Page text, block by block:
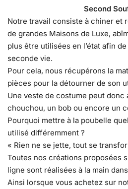
Second
Notre travail consiste à chiner et
de grandes Maisons de Luxe,
plus être utilisées en l’état afin
seconde vie.
Pour cela, nous récupérons la
pièces pour la détourner de son
Une veste de costume peut donc
chouchou, un bob ou encore un
Pourquoi mettre à la poubelle
utilisé différemment ?
« Rien ne se jette, tout se
Toutes nos créations proposées
ligne sont réalisées à la main
Ainsi lorsque vous achetez sur